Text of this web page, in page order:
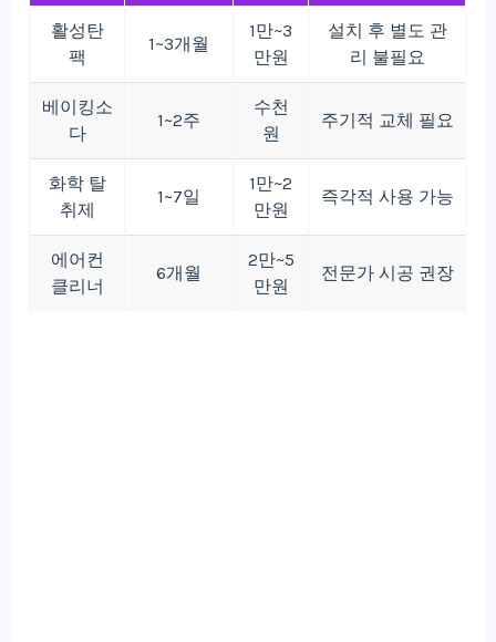
활성탄
팩
1~3개월
1만~3
만원
설치 후 별도 관
리 불필요
베이킹소
다
1~2주
수천
원
주기적 교체 필요
화학 탈
취제
1~7일
1만~2
만원
즉각적 사용 가능
에어컨
클리너
6개월
2만~5
만원
전문가 시공 권장